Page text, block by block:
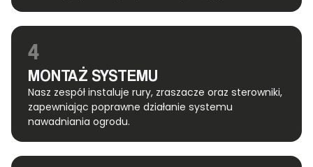
4
MONTAŻ SYSTEMU
Nasz zespół instaluje rury, zraszacze oraz sterowniki,
zapewniając poprawne działanie systemu
nawadniania ogrodu.